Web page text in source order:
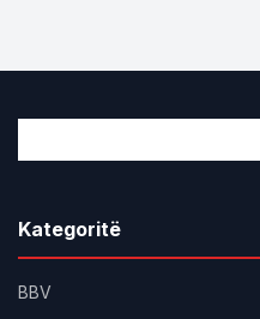
Kategoritë
BBV